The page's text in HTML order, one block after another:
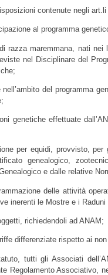
contenute negli
al programma
maremmana, nati nei
nel Disciplinare del
del programma
effettuate
equidi, provvisto, per
genealogico,
e dalle relative
delle attività
inerenti le Mostre e i Raduni
richiedendoli ad ANAM;
differenziate rispetto ai non
tutti gli Associati
Regolamento Associativo,